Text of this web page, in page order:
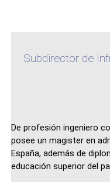
Subdirector de
De profesión ingeniero
posee un magister en
España, además de
educación superior del